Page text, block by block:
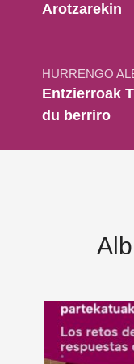
Arotzarekin
HURRENGO
Entzierroak
du berriro